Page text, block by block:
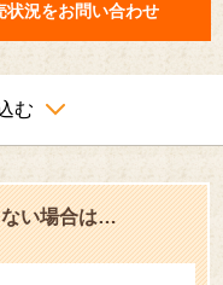
状況をお問い合わせ
む
ない場合は…